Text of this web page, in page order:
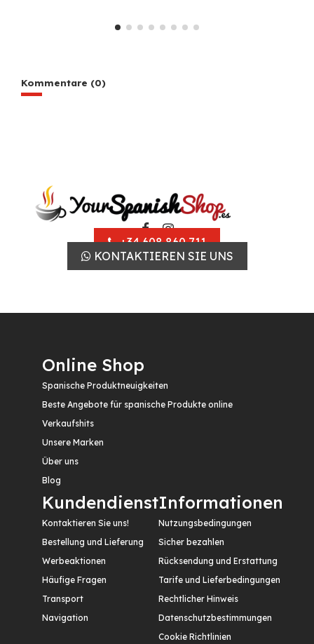
Kommentare (0)
+34 608 860 711
KONTAKTIEREN SIE UNS
Online Shop
Spanische Produktneuigkeiten
Beste Angebote für spanische Produkte online
Verkaufshits
Unsere Marken
Über uns
Blog
Kundendienst
Kontaktieren Sie uns!
Bestellung und Lieferung
Werbeaktionen
Häufige Fragen
Transport
Navigation
Informationen
Nutzungsbedingungen
Sicher bezahlen
Rücksendung und Erstattung
Tarife und Lieferbedingungen
Rechtlicher Hinweis
Datenschutzbestimmungen
Cookie Richtlinien